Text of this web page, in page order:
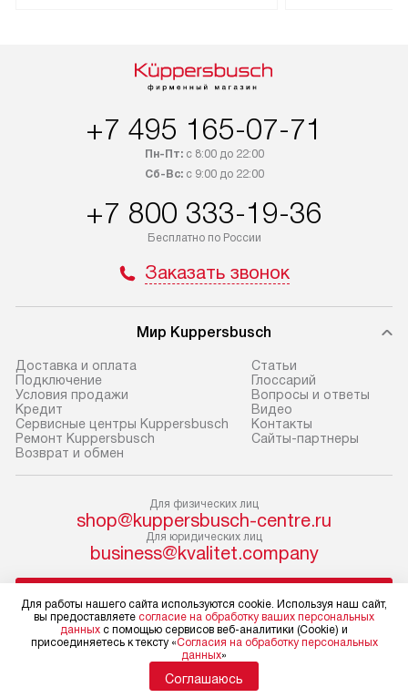
быть отправлены покупателю
интересен товар «Под заказ»,
обсудите возможность его
приобретения с менеджером сайта.
Товары с специальным лейблом
доставляются бесплатно
по Москве в пределах МКАД,
не предусмотрена.
В оговоренный день служба
доставки доставит упакованный
Если необходимо переместить
прибор до места установки,
пожалуйста, предварительно
уточните это с менеджером.
За данную услугу взимается
учитывать, что если размеры
прибора не позволяют ему пройти
через дверной проем, сотрудники
другие выступающие элементы, так
как это может привести к отказу
в гарантийном ремонте в будущем.
Перед заказом удостоверьтесь, что
по монтажу
прайсу. Сервис
материалы.
установление,
ошибки и
Готовые
предполагают,
установленной
разблокировку
на место с
подключение к
+7 495 165-07-71
Пн-Пт:с 8:00 до 22:00
Сб-Вс:с 9:00 до 22:00
+7 800 333-19-36
Бесплатно по России
Заказать звонок
Мир Kuppersbusch
Доставка и оплата
Подключение
Условия продажи
Кредит
Сервисные центры Kuppersbusch
Ремонт Kuppersbusch
Возврат и обмен
Cтатьи
Глоссарий
Вопросы и ответы
Видео
Контакты
Сайты-партнеры
Для физических лиц
shop@kuppersbusch-centre.ru
Для юридических лиц
business@kvalitet.company
Политика конфиденциальности
Условия продажи
Карта сайта
Для работы нашего сайта используются cookie. Используя наш сайт,
вы предоставляете согласие на обработку ваших персональных
данных с помощью сервисов веб-аналитики (Cookie) и
присоединяетесь к тексту «Согласия на обработку персональных
данных»
Соглашаюсь